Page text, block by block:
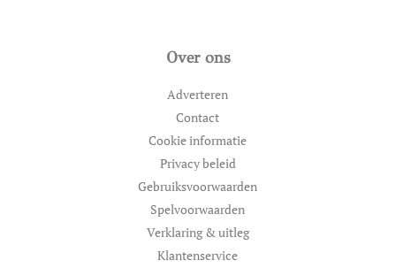
Over ons
Adverteren
Contact
Cookie informatie
Privacy beleid
Gebruiksvoorwaarden
Spelvoorwaarden
Verklaring & uitleg
Klantenservice